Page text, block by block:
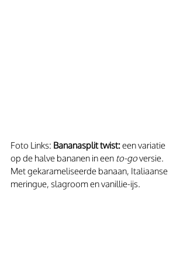
Foto Links: Bananasplit twist: een variatie
op de halve bananen in een to-go versie.
Met gekarameliseerde banaan, Italiaanse
meringue, slagroom en vanillie-ijs.